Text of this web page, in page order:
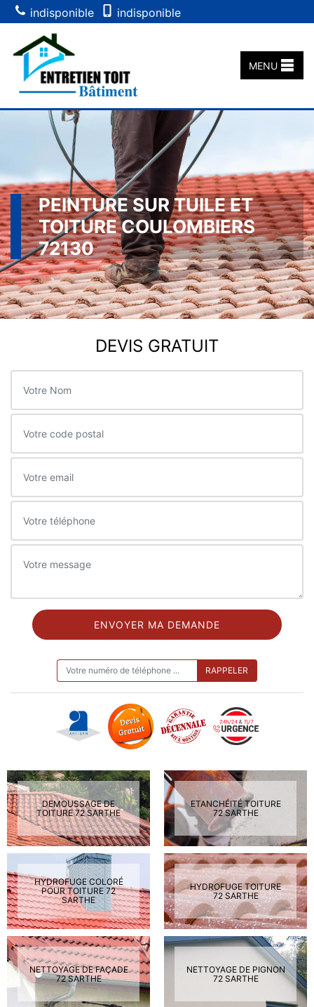
indisponible indisponible
MENU
PEINTURE SUR TUILE ET
TOITURE COULOMBIERS
72130
DEVIS GRATUIT
DEMOUSSAGE DE
TOITURE 72 SARTHE
ETANCHÉITÉ TOITURE
72 SARTHE
HYDROFUGE COLORÉ
POUR TOITURE 72
SARTHE
HYDROFUGE TOITURE
72 SARTHE
NETTOYAGE DE FAÇADE
72 SARTHE
NETTOYAGE DE PIGNON
72 SARTHE